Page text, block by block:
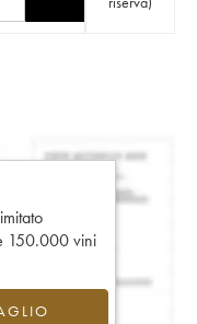
150.000 vini